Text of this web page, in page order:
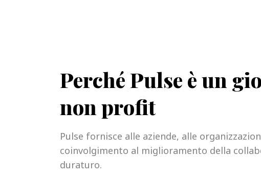
Perché Pulse è un
non profit
Pulse fornisce alle aziende, alle
coinvolgimento al miglioramento della
duraturo.